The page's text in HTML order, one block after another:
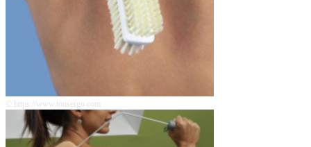
© https://www.tousergo.com